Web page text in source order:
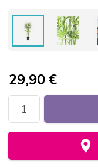
29,90€